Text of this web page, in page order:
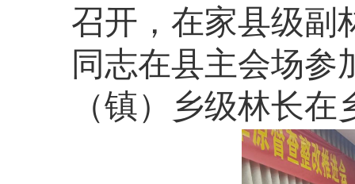
召开，在家县级副
同志在县主会场参
（镇）乡级林长